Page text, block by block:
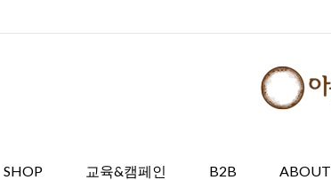
SHOP 교육&캠페인 B2B ABOUT